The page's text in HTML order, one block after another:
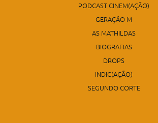
PODCAST CINEM(AÇÃO)
GERAÇÃO M
AS MATHILDAS
BIOGRAFIAS
DROPS
INDIC(AÇÃO)
SEGUNDO CORTE